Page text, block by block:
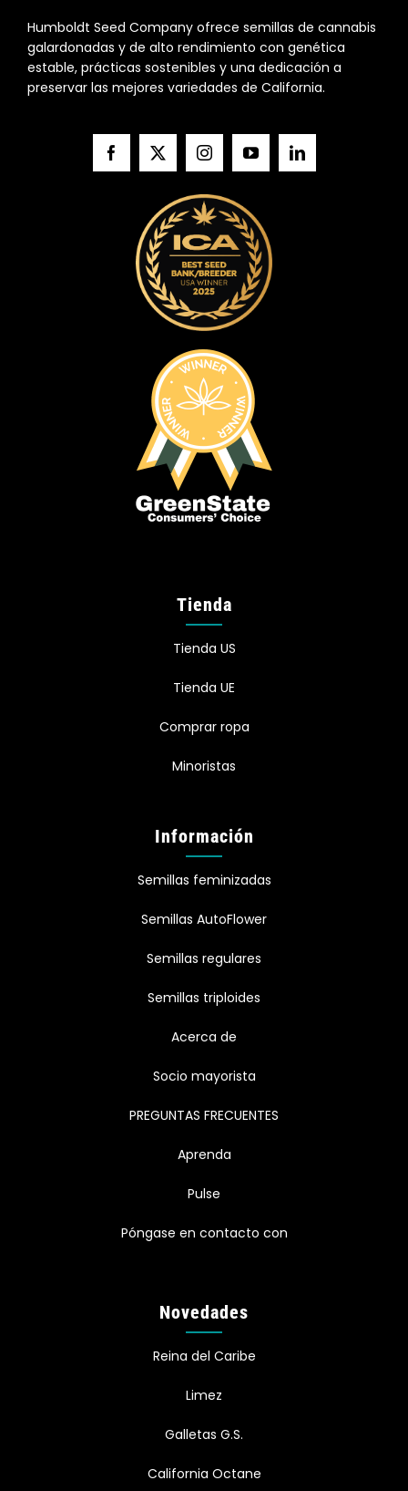
Humboldt Seed Company ofrece semillas de cannabis
galardonadas y de alto rendimiento con genética
estable, prácticas sostenibles y una dedicación a
preservar las mejores variedades de California.
Tienda
Tienda US
Tienda UE
Comprar ropa
Minoristas
Información
Semillas feminizadas
Semillas AutoFlower
Semillas regulares
Semillas triploides
Acerca de
Socio mayorista
PREGUNTAS FRECUENTES
Aprenda
Pulse
Póngase en contacto con
Novedades
Reina del Caribe
Limez
Galletas G.S.
California Octane